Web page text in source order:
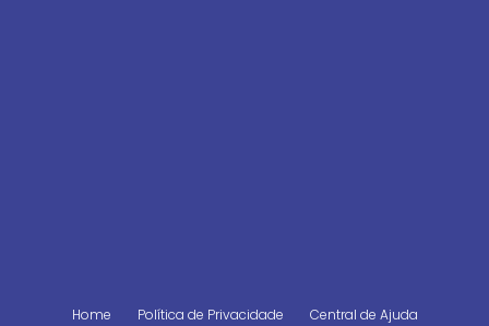
Home Política de Privacidade
Central de Ajuda